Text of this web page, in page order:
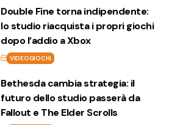
Double Fine torna indipendente:
lo studio riacquista i propri giochi
dopo l’addio a Xbox
VIDEOGIOCHI
Bethesda cambia strategia: il
futuro dello studio passerà da
Fallout e The Elder Scrolls